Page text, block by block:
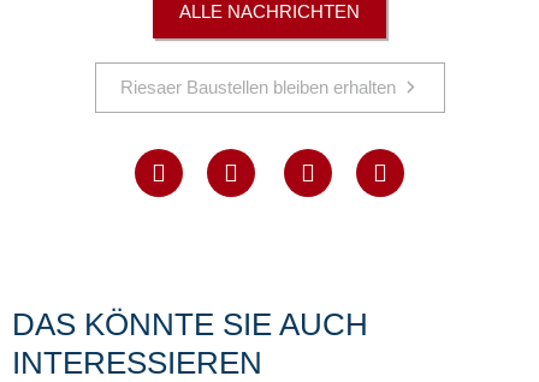
ALLE NACHRICHTEN
Riesaer Baustellen bleiben erhalten
DAS KÖNNTE SIE AUCH
INTERESSIEREN